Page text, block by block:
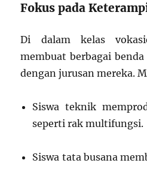
Fokus pada
Di dalam kelas
membuat berbagai
dengan jurusan mereka.
Siswa teknik
seperti rak multifungsi.
Siswa tata busana